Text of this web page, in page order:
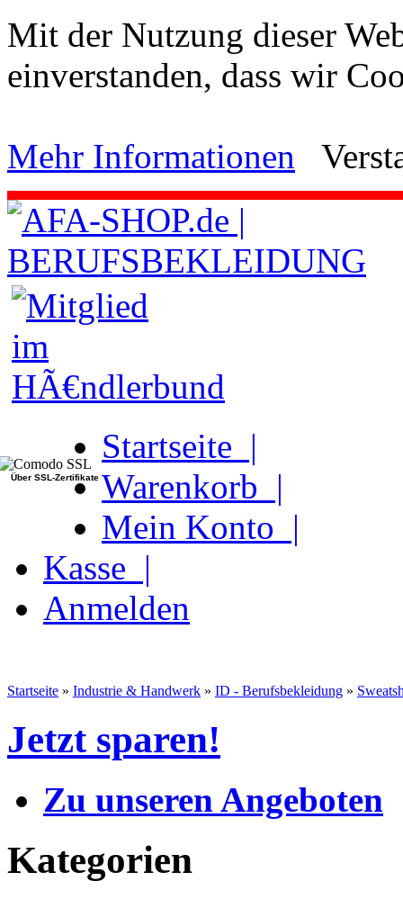
Mit der Nutzung dieser
einverstanden, dass wir
Mehr Informationen
.
Über SSL-Zertifikate
Startseite |
Warenkorb |
Mein Konto |
Kasse |
Anmelden
Startseite » Industrie & Handwerk » ID - Berufsbekleidung »
Jetzt sparen!
Zu unseren Angeboten
Kategorien